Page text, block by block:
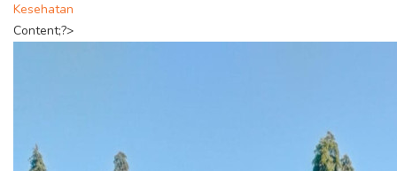
Kesehatan
Content;?>